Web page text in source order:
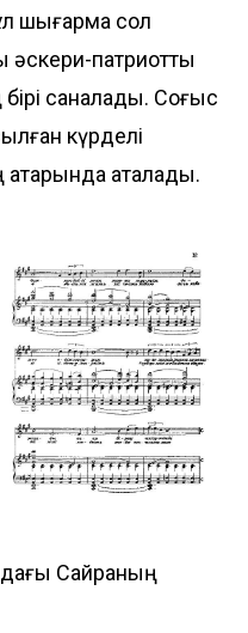
шығарма сол
әскери-патриоттық
бірі саналады. Соғыс
күрделі
аталады.
Сайраның